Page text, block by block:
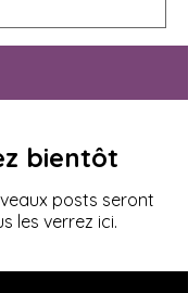
bientôt
posts seront
les verrez ici.